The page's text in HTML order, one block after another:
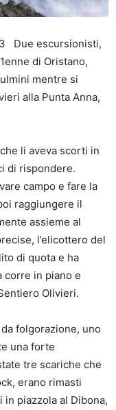
Due escursionisti,
di Oristano,
mentre si
alla Punta Anna,
li aveva scorti in
di rispondere.
campo e fare la
raggiungere il
assieme al
l’elicottero del
di quota e ha
corre in piano e
Olivieri.
folgorazione, uno
una forte
tre scariche che
erano rimasti
piazzola al Dibona,